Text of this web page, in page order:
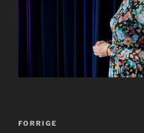
Indlægsnavigation
Forrige
FORRIGE